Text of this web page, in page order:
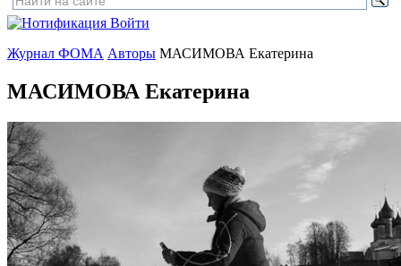
Войти
Журнал ФОМА Авторы МАСИМОВА Екатерина
МАСИМОВА Екатерина